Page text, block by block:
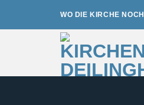
WO DIE KIRCHE